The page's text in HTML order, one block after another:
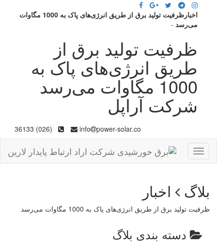
اخبارظرفیت تولید برق از طریق انرژی‌های پاک به 1000 مگاوات
می‌رسد -
ظرفیت تولید برق از
طریق انرژی‌های پاک به
1000 مگاوات می‌رسد
شرکت آراپل
info power-solar.co
(026) 36133
Toggle
navigation
بلاگ اخبار
ظرفیت تولید برق از طریق انرژی‌های پاک به 1000 مگاوات می‌رسد
دسته بندی بلاگ